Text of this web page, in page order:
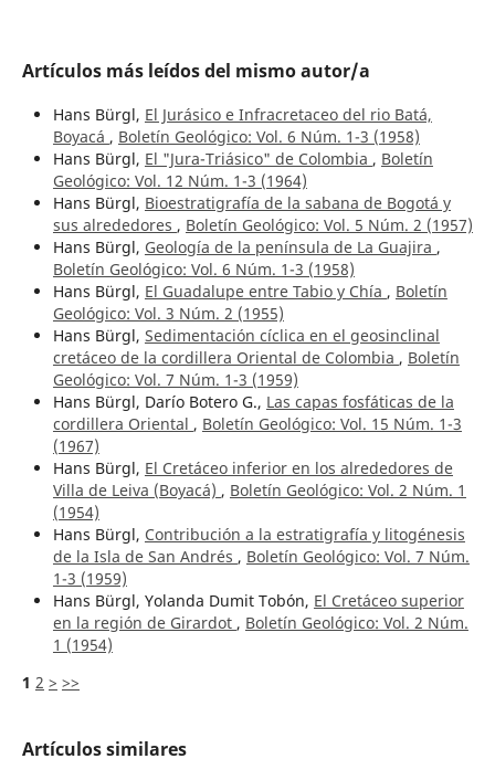
Artículos más leídos del mismo autor/a
Hans Bürgl, El Jurásico e Infracretaceo del rio Batá,
Boyacá , Boletín Geológico: Vol. 6 Núm. 1-3 (1958)
Hans Bürgl, El "Jura-Triásico" de Colombia , Boletín
Geológico: Vol. 12 Núm. 1-3 (1964)
Hans Bürgl, Bioestratigrafía de la sabana de Bogotá y
sus alrededores , Boletín Geológico: Vol. 5 Núm. 2 (1957)
Hans Bürgl, Geología de la península de La Guajira ,
Boletín Geológico: Vol. 6 Núm. 1-3 (1958)
Hans Bürgl, El Guadalupe entre Tabio y Chía , Boletín
Geológico: Vol. 3 Núm. 2 (1955)
Hans Bürgl, Sedimentación cíclica en el geosinclinal
cretáceo de la cordillera Oriental de Colombia , Boletín
Geológico: Vol. 7 Núm. 1-3 (1959)
Hans Bürgl, Darío Botero G., Las capas fosfáticas de la
cordillera Oriental , Boletín Geológico: Vol. 15 Núm. 1-3
(1967)
Hans Bürgl, El Cretáceo inferior en los alrededores de
Villa de Leiva (Boyacá) , Boletín Geológico: Vol. 2 Núm. 1
(1954)
Hans Bürgl, Contribución a la estratigrafía y litogénesis
de la Isla de San Andrés , Boletín Geológico: Vol. 7 Núm.
1-3 (1959)
Hans Bürgl, Yolanda Dumit Tobón, El Cretáceo superior
en la región de Girardot , Boletín Geológico: Vol. 2 Núm.
1 (1954)
1 2 > >>
Artículos similares